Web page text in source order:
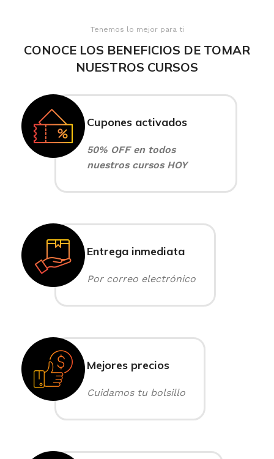
Tenemos lo mejor para ti
CONOCE LOS BENEFICIOS DE TOMAR
NUESTROS CURSOS
Cupones activados
50% OFF en todos
nuestros cursos HOY
Entrega inmediata
Por correo electrónico
Mejores precios
Cuidamos tu bolsillo